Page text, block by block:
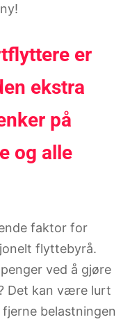
er
ekstra
på
og alle
faktor for
flyttebyrå.
ved å gjøre
Det kan være lurt
belastningen